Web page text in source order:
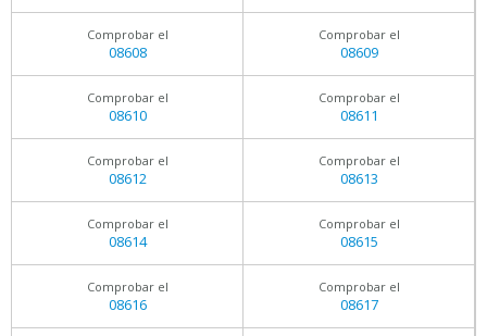
Comprobar el
08608
Comprobar el
08609
Comprobar el
08610
Comprobar el
08611
Comprobar el
08612
Comprobar el
08613
Comprobar el
08614
Comprobar el
08615
Comprobar el
08616
Comprobar el
08617